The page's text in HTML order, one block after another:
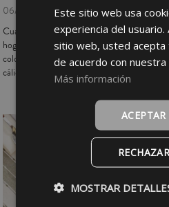
06/11/2025
Cuando llega el otoño, el
hogar se transforma: los
colores se vuelven más
cálidos, las texturas m
Poner una
correctamente
que refleja
sofisticación y
Este sitio web usa
experiencia del
sitio web, usted acepta
de acuerdo con
Más información
MOSTRAR